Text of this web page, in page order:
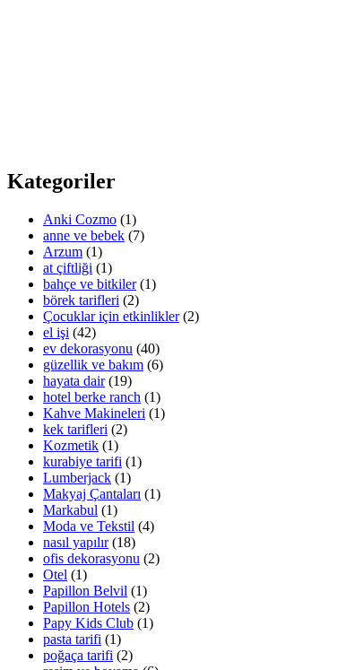
Kategoriler
Anki Cozmo (1)
anne ve bebek (7)
Arzum (1)
at çiftliği (1)
bahçe ve bitkiler(1)
börek tarifleri (2)
Çocuklar için etkinlikler(2)
el işi (42)
ev dekorasyonu (40)
güzellik ve bakım (6)
hayata dair(19)
hotel berke ranch (1)
Kahve Makineleri (1)
kek tarifleri (2)
Kozmetik (1)
kurabiye tarifi (1)
Lumberjack (1)
Makyaj Çantaları (1)
Markabul (1)
Moda ve Tekstil (4)
nasıl yapılır(18)
ofis dekorasyonu (2)
Otel (1)
Papillon Belvil (1)
Papillon Hotels (2)
Papy Kids Club (1)
pasta tarifi (1)
poğaça tarifi (2)